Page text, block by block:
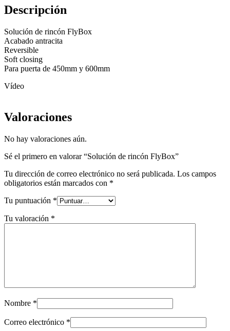
Descripción
Solución de rincón FlyBox
Acabado antracita
Reversible
Soft closing
Para puerta de 450mm y 600mm
Vídeo
Valoraciones
No hay valoraciones aún.
Sé el primero en valorar “Solución de rincón FlyBox”
Tu dirección de correo electrónico no será publicada. Los campos
obligatorios están marcados con *
Tu puntuación *
Tu valoración *
Nombre *
Correo electrónico *